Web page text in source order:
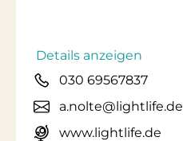
Details anzeigen
030 69567837
a.nolte@lightlife.de
www.lightlife.de